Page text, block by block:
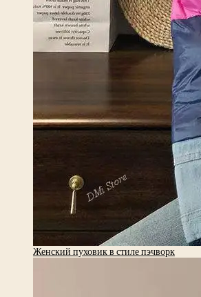
Женский пуховик в стиле пэчворк